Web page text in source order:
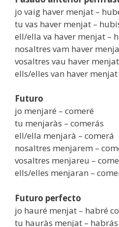
jo vaig haver menjat –
tu vas haver menjat –
ell/ella va haver menjat –
nosaltres vam haver
vosaltres vau haver
ells/elles van haver
Futuro
jo menjaré – comeré
tu menjaràs – comerás
ell/ella menjarà – comerá
nosaltres menjarem –
vosaltres menjareu –
ells/elles menjaran –
Futuro perfecto
jo hauré menjat – habré
tu hauràs menjat –